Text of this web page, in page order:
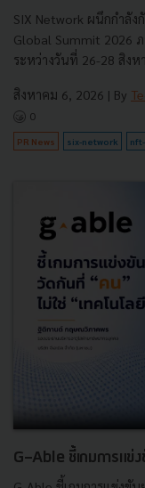
SIX Network ผนึกกำลัง
Global Summit 2026
ระหว่างวันที่ 26-28 สิงห
สิงหาคม 6, 2026 | By
0
PR News six-network
G-Able ชี้เกมการแข่